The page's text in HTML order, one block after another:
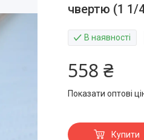
чвертю (1 1/
В наявності
558 ₴
Показати оптові
Купити